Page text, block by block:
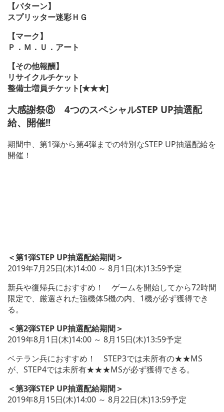
【パターン】
スプリッター迷彩ＨＧ
【マーク】
Ｐ．Ｍ．Ｕ．アート
【その他報酬】
リサイクルチケット
整備士増員チケット[★★★]
大感謝祭⑧ 4つのスペシャルSTEP UP抽選配
給、開催!!
期間中、第1弾から第4弾までの特別なSTEP UP抽選配給を
開催！
＜第1弾STEP UP抽選配給期間＞
2019年7月25日(木)14:00 ～ 8月1日(木)13:59予定
新兵や復帰兵におすすめ！ ゲームを開始してから72時間
限定で、厳選された強機体5機の内、1機が必ず獲得でき
る。
＜第2弾STEP UP抽選配給期間＞
2019年8月1日(木)14:00 ～ 8月15日(木)13:59予定
ベテラン兵におすすめ！ STEP3では未所有の★★MS
が、STEP4では未所有★★★MSが必ず獲得できる。
＜第3弾STEP UP抽選配給期間＞
2019年8月15日(木)14:00 ～ 8月22日(木)13:59予定